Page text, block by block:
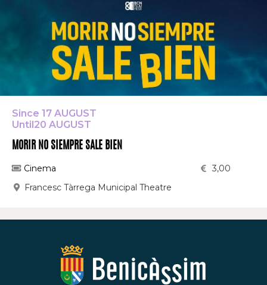
Since 17 AUGUST
Until20 AUGUST
MORIR NO SIEMPRE SALE BIEN
Cinema
3,00
Francesc Tàrrega Municipal Theatre